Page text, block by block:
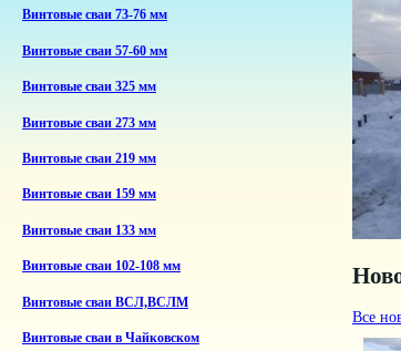
Винтовые сваи 73-76 мм
Винтовые сваи 57-60 мм
Винтовые сваи 325 мм
Винтовые сваи 273 мм
Винтовые сваи 219 мм
Винтовые сваи 159 мм
Винтовые сваи 133 мм
Винтовые сваи 102-108 мм
Винтовые сваи ВСЛ,ВСЛМ
Винтовые сваи в Чайковском
Все